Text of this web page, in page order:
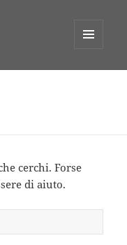
cerchi. Forse
di aiuto.